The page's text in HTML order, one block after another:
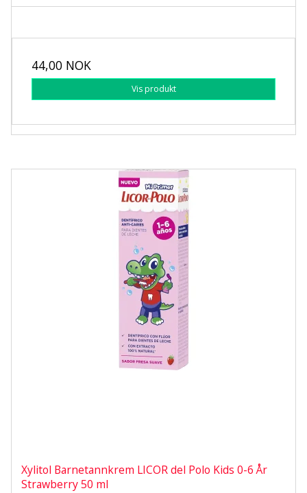
44,00 NOK
Vis produkt
Xylitol Barnetannkrem LICOR del Polo Kids 0-6 År
Strawberry 50 ml